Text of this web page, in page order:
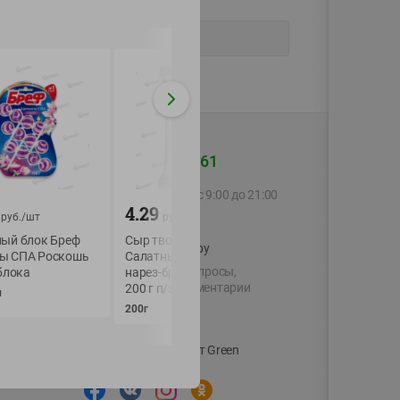
+375 44 560-60-61
Call-центр работает с 9:00 до 21:00
ежедневно
shop@green-market.by
Пишите нам свои вопросы,
предложения и комментарии
Корпоративный сайт Green
руб./шт
блок Бреф
СПА Роскошь
4.29 руб./
Сыр творожный Белый
Салатный Сливочный
нарез-брусок фас 50%
200 г п/э пленка
200г